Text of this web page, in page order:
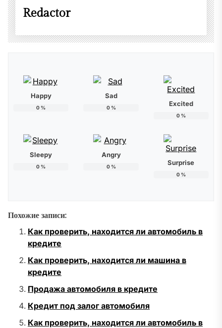
Redactor
Happy
0 %
Sad
0% Excited
0%
Sleepy
0 %
Angry
0% Surprise
0%
Похожие записи:
Как проверить, находится ли автомобиль в
кредите
Как проверить, находится ли машина в
кредите
Продажа автомобиля в кредите
Кредит под залог автомобиля
Как проверить, находится ли автомобиль в